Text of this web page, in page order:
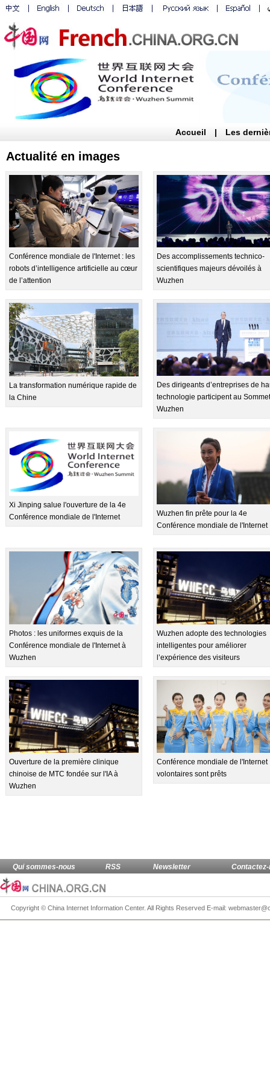
Accueil | Les
Actualité en images
Conférence mondiale de l'Internet : les
robots d’intelligence artificielle au cœur
de l’attention
Des accomplissements technico-
scientifiques majeurs dévoilés à
Wuzhen
La transformation numérique rapide de
la Chine
Des dirigeants d’entreprises de
technologie participent au
Wuzhen
Xi Jinping salue l'ouverture de la 4e
Conférence mondiale de l'Internet
Wuzhen fin prête pour la 4e
Conférence mondiale de l'Internet
Photos : les uniformes exquis de la
Conférence mondiale de l'Internet à
Wuzhen
Wuzhen adopte des technologies
intelligentes pour améliorer
l’expérience des visiteurs
Ouverture de la première clinique
chinoise de MTC fondée sur l'IA à
Wuzhen
Conférence mondiale de l'Internet
volontaires sont prêts